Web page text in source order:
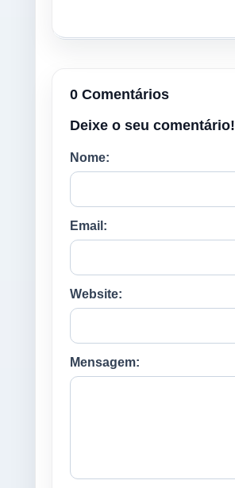
0 Comentários
Deixe o seu comentário!
Nome:
Email:
Website:
Mensagem: